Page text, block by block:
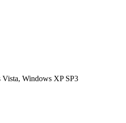
Windows XP SP3